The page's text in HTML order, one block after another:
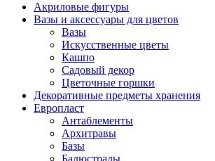
Акриловые фигуры
Вазы и аксессуары для цветов
Вазы
Искусственные цветы
Кашпо
Садовый декор
Цветочные горшки
Декоративные предметы хранения
Европласт
Антаблементы
Архитравы
Базы
Балюстрады